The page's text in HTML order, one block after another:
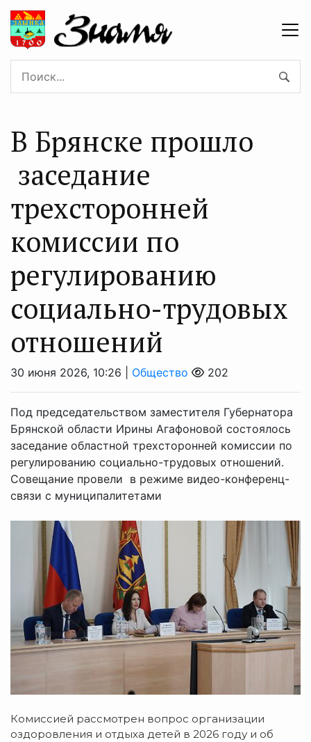
В Брянске прошло
заседание
трехсторонней
комиссии по
регулированию
социально-трудовых
отношений
30 июня 2026, 10:26 | Общество 202
Под председательством заместителя Губернатора
Брянской области Ирины Агафоновой состоялось
заседание областной трехсторонней комиссии по
регулированию социально-трудовых отношений.
Совещание провели в режиме видео-конференц-
связи с муниципалитетами
Комиссией рассмотрен вопрос организации
оздоровления и отдыха детей в 2026 году и об